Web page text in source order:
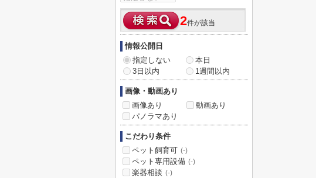
2件が該当
情報公開日
指定しない
本日
3日以内
1週間以内
画像・動画あり
画像あり
動画あり
パノラマあり
こだわり条件
ペット飼育可 (-)
ペット専用設備 (-)
楽器相談 (-)